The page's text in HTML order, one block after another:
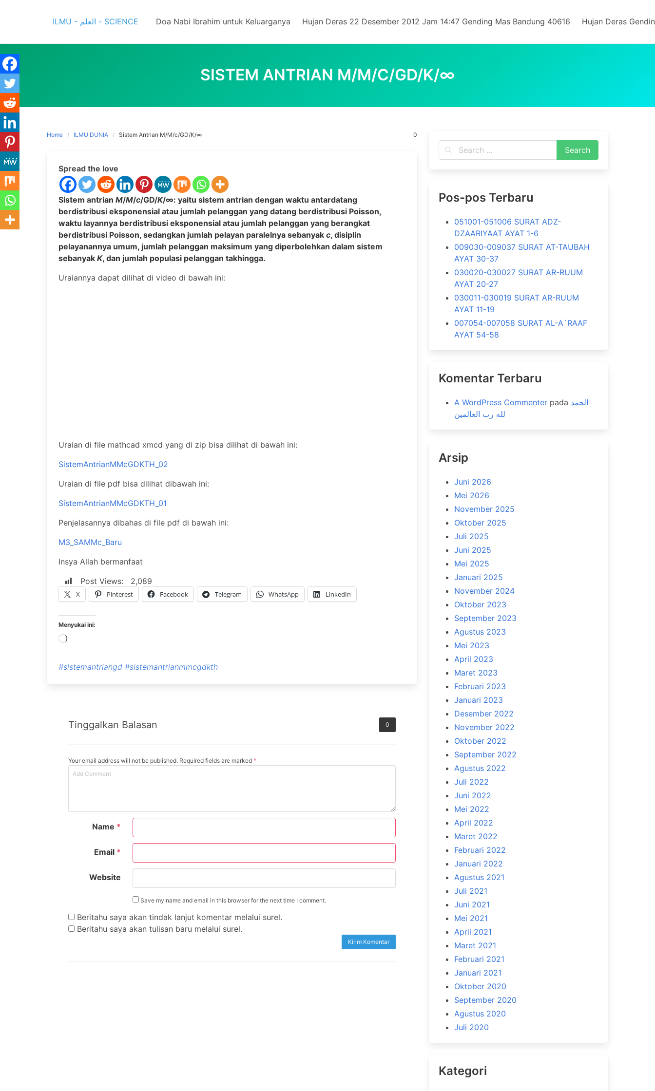
ILMU - العلم - SCIENCE Doa Nabi Ibrahim untuk Keluarganya Hujan Deras 22 Desember 2012 Jam 14:47 Gending Mas Bandung 40616 Hujan Deras
SISTEM ANTRIAN M/M/C/GD/K/∞
Home ILMU DUNIA Sistem Antrian M/M/c/GD/K/∞ 0
Spread the love
Sistem antrian M/M/c/GD/K/∞: yaitu sistem antrian dengan waktu antardatang
berdistribusi eksponensial atau jumlah pelanggan yang datang berdistribusi Poisson,
waktu layannya berdistribusi eksponensial atau jumlah pelanggan yang berangkat
berdistribusi Poisson, sedangkan jumlah pelayan paralelnya sebanyak c, disiplin
pelayanannya umum, jumlah pelanggan maksimum yang diperbolehkan dalam sistem
sebanyak K, dan jumlah populasi pelanggan takhingga.
Uraiannya dapat dilihat di video di bawah ini:
Uraian di file mathcad xmcd yang di zip bisa dilihat di bawah ini:
SistemAntrianMMcGDKTH_02
Uraian di file pdf bisa dilihat dibawah ini:
SistemAntrianMMcGDKTH_01
Penjelasannya dibahas di file pdf di bawah ini:
M3_SAMMc_Baru
Insya Allah bermanfaat
Post Views:
2,089
X Pinterest Facebook Telegram WhatsApp LinkedIn
Menyukai ini:
Memuat...
#sistemantriangd #sistemantrianmmcgdkth
Tinggalkan Balasan 0
Your email address will not be published. Required fields are marked *
Name *
Email *
Website
Save my name and email in this browser for the next time I comment.
Beritahu saya akan tindak lanjut komentar melalui surel.
Beritahu saya akan tulisan baru melalui surel.
Pos-pos Terbaru
051001-051006 SURAT ADZ-
DZAARIYAAT AYAT 1-6
009030-009037 SURAT AT-TAUBAH
AYAT 30-37
030020-030027 SURAT AR-RUUM
AYAT 20-27
030011-030019 SURAT AR-RUUM
AYAT 11-19
007054-007058 SURAT AL-A`RAAF
AYAT 54-58
Komentar Terbaru
A WordPress Commenterpada الحمد
لله رب العالمين
Arsip
Juni 2026
Mei 2026
November 2025
Oktober 2025
Juli 2025
Juni 2025
Mei 2025
Januari 2025
November 2024
Oktober 2023
September 2023
Agustus 2023
Mei 2023
April 2023
Maret 2023
Februari 2023
Januari 2023
Desember 2022
November 2022
Oktober 2022
September 2022
Agustus 2022
Juli 2022
Juni 2022
Mei 2022
April 2022
Maret 2022
Februari 2022
Januari 2022
Agustus 2021
Juli 2021
Juni 2021
Mei 2021
April 2021
Maret 2021
Februari 2021
Januari 2021
Oktober 2020
September 2020
Agustus 2020
Juli 2020
Kategori